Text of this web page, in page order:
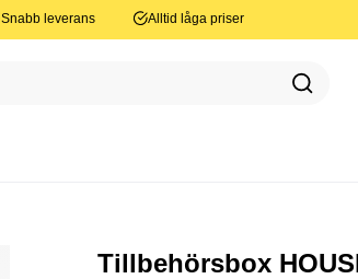
Snabb leverans Alltid låga priser
Tillbehörsbox